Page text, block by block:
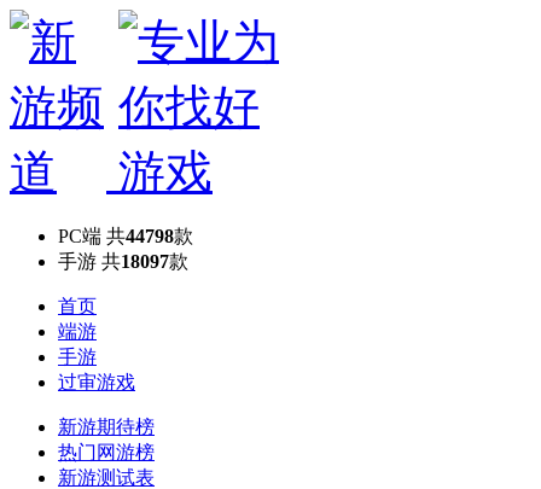
PC端 共44798款
手游 共18097款
首页
端游
手游
过审游戏
新游期待榜
热门网游榜
新游测试表